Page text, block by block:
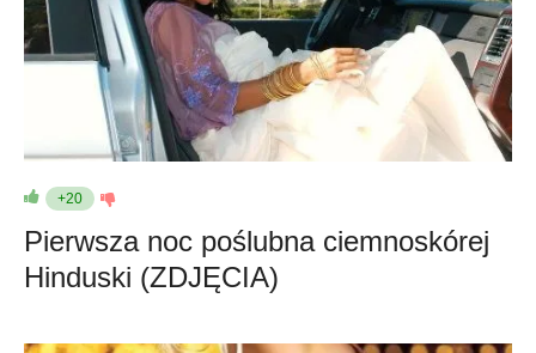
+20
Pierwsza noc poślubna ciemnoskórej
Hinduski (ZDJĘCIA)